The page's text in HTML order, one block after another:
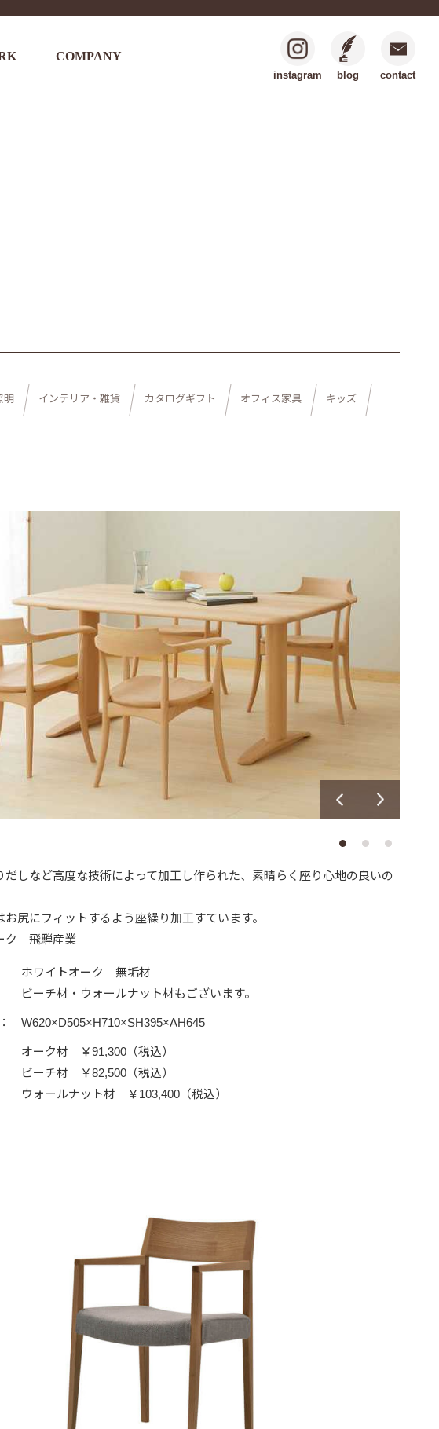
COMPANY
instagram blog contact
明 インテリア・雑貨 カタログギフト オフィス家具 キッズ
だしなど高度な技術によって加工し作られた、素晴らく座り心地の良いの
お尻にフィットするよう座繰り加工すています。
ク 飛騨産業
ホワイトオーク 無垢材
ビーチ材・ウォールナット材もございます。
W620×D505×H710×SH395×AH645
オーク材 ￥91,300（税込）
ビーチ材 ￥82,500（税込）
ウォールナット材 ￥103,400（税込）